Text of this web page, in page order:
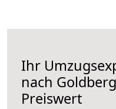
Ihr
nach Goldberg
Preiswert